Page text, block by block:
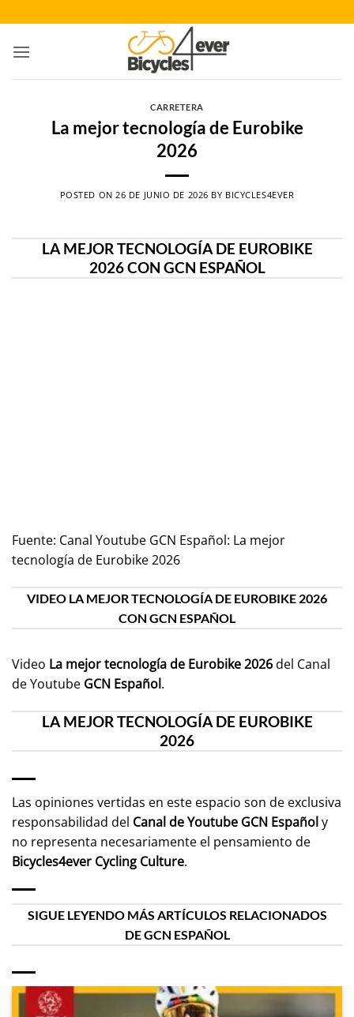
al
contenido
CARRETERA
La mejor tecnología de Eurobike
2026
POSTED ON 26 DE JUNIO DE 2026 BY BICYCLES4EVER
LA MEJOR TECNOLOGÍA DE EUROBIKE
2026 CON GCN ESPAÑOL
Fuente: Canal Youtube GCN Español: La mejor
tecnología de Eurobike 2026
VIDEO LA MEJOR TECNOLOGÍA DE EUROBIKE 2026
CON GCN ESPAÑOL
Video La mejor tecnología de Eurobike 2026del Canal
de Youtube GCN Español.
LA MEJOR TECNOLOGÍA DE EUROBIKE
2026
Las opiniones vertidas en este espacio son de exclusiva
responsabilidad del Canal de Youtube GCN Españoly
no representa necesariamente el pensamiento de
Bicycles4ever Cycling Culture.
SIGUE LEYENDO MÁS ARTÍCULOS RELACIONADOS
DE GCN ESPAÑOL